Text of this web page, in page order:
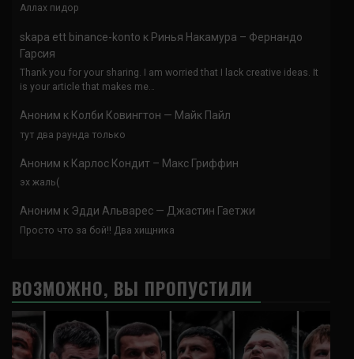
Аллах пидор
skapa ett binance-konto к Ринья Накамура – Фернандо
Гарсия
Thank you for your sharing. I am worried that I lack creative ideas. It
is your article that makes me…
Аноним к Колби Ковингтон — Майк Пайл
тут два раунда только
Аноним к Карлос Кондит – Макс Гриффин
эх жаль(
Аноним к Эдди Альварес — Джастин Гаетжи
Просто что за бой!! Два хищника
ВОЗМОЖНО, ВЫ ПРОПУСТИЛИ